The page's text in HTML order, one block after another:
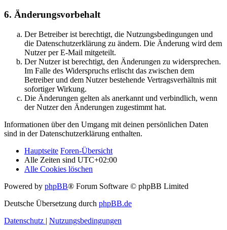
6. Änderungsvorbehalt
Der Betreiber ist berechtigt, die Nutzungsbedingungen und
die Datenschutzerklärung zu ändern. Die Änderung wird dem
Nutzer per E-Mail mitgeteilt.
Der Nutzer ist berechtigt, den Änderungen zu widersprechen.
Im Falle des Widerspruchs erlischt das zwischen dem
Betreiber und dem Nutzer bestehende Vertragsverhältnis mit
sofortiger Wirkung.
Die Änderungen gelten als anerkannt und verbindlich, wenn
der Nutzer den Änderungen zugestimmt hat.
Informationen über den Umgang mit deinen persönlichen Daten
sind in der Datenschutzerklärung enthalten.
Hauptseite Foren-Übersicht
Alle Zeiten sind UTC+02:00
Alle Cookies löschen
Powered by phpBB® Forum Software © phpBB Limited
Deutsche Übersetzung durch phpBB.de
Datenschutz | Nutzungsbedingungen